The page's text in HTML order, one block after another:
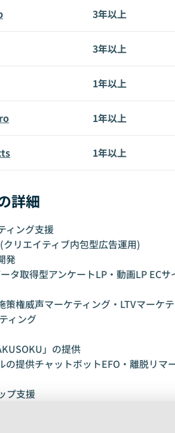
3年以上
3年以上
1年以上
1年以上
1年以上
詳細
ィング支援
リエイティブ内包型広告運用)
発
タ取得型アンケートLP・動画LP ECサ
策権威声マーケティング・LTVマーケ
ィング
」の提供
の提供チャットボットEFO・離脱リマ
プ支援